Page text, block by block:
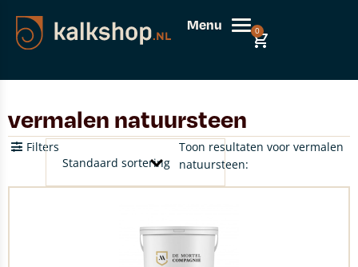
Menu 0
vermalen natuursteen
Toon resultaten voor vermalen
natuursteen:
Filters